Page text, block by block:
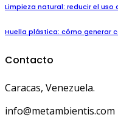
Limpieza natural: reducir el
Huella plástica: cómo generar
Contacto
Caracas, Venezuela.
info@metambientis.com